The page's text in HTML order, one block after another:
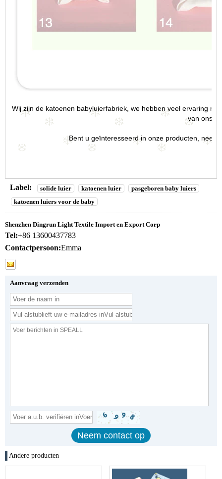
Wij zijn de katoenen babyluierfabriek, we hebben veel ervaring
van ons
Bent u geïnteresseerd in onze producten, neem
Label: solide luier katoenen luier
pasgeboren baby luiers
katoenen luiers voor de baby
Shenzhen Dingrun Light Textile Import en Export Corp
Tel:+86 13600437783
Contactpersoon:Emma
Aanvraag verzenden
Andere producten